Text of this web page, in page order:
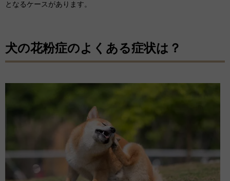
となるケースがあります。
犬の花粉症のよくある症状は？